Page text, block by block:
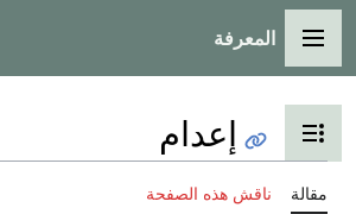
القائمة الرئيسية
المعرفة
تبديل عرض جدول المحتويات
إعدام
مقالة ناقش هذه الصفحة